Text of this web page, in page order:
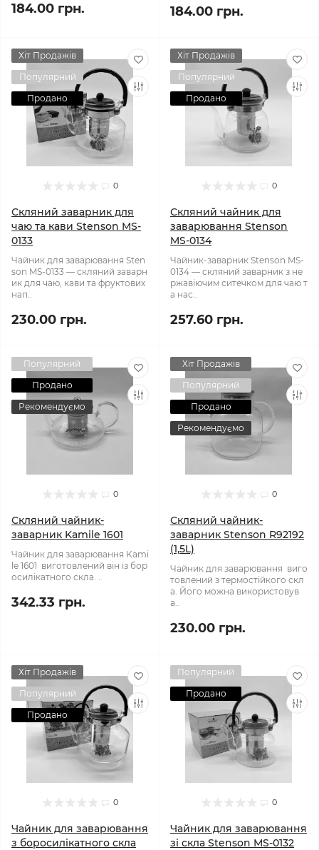
184.00 грн. 184.00 грн.
Хіт Продажів
Популярний
Продано
0
Скляний заварник для
чаю та кави Stenson MS-
0133
Чайник для заварювання Sten
son MS-0133 — скляний заварн
ик для чаю, кави та фруктових
нап..
230.00 грн.
Хіт Продажів
Популярний
Продано
0
Скляний чайник для
заварювання Stenson
MS-0134
Чайник-заварник Stenson MS-
0134 — скляний заварник з не
ржавіючим ситечком для чаю т
а нас..
257.60 грн.
Популярний
Продано
Рекомендуємо
0
Скляний чайник-
заварник Kamile 1601
Чайник для заварювання Kami
le 1601 виготовлений він із бор
осилікатного скла. ..
342.33 грн.
Хіт Продажів
Популярний
Продано
Рекомендуємо
0
Скляний чайник-
заварник Stenson R92192
(1,5L)
Чайник для заварювання виго
товлений з термостійкого скл
а. Його можна використовув
а..
230.00 грн.
Хіт Продажів
Популярний
Продано
0
Чайник для заварювання
з боросилікатного скла
Популярний
Продано
0
Чайник для заварювання
зі скла Stenson MS-0132